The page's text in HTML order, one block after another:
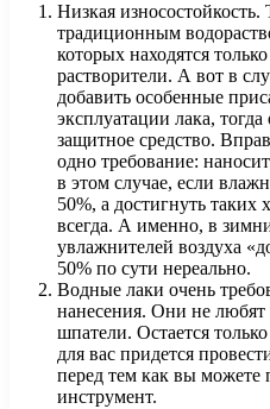
Низкая
традиционным
которых находятся
растворители. А вот в
добавить особенные
эксплуатации лака,
защитное средство.
одно требование:
в этом случае, если
50%, а достигнуть таких
всегда. А именно, в
увлажнителей воздуха
50% по сути нереально.
Водные лаки очень
нанесения. Они не
шпатели. Остается
для вас придется
перед тем как вы можете
инструмент.